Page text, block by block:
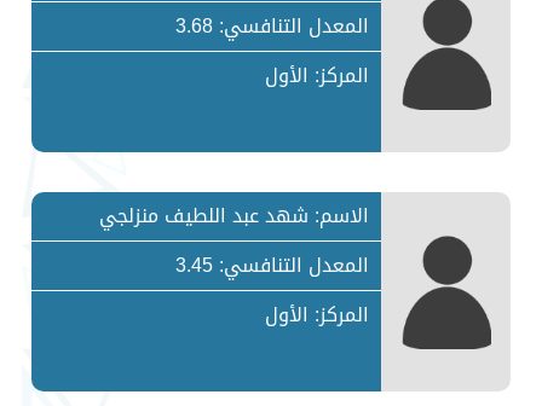
المعدل التنافسي: 3.68
المركز: الأول
الاسم: شهد عبد اللطيف منزلجي
المعدل التنافسي: 3.45
المركز: الأول